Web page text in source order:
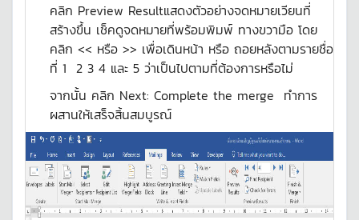
คลิก Preview Resultแสดงตัวอย่างจดหมายเวียนที่
สร้างขึ้น เช็คดูจดหมายที่พร้อมพิมพ์ ทางขวามือ โดย
คลิก << หรือ >> เพื่อเดินหน้า หรือ ถอยหลังตามรายชื่อ
ที่ 1 2 3 4 และ 5 ว่าเป็นไปตามที่ต้องการหรือไม่
จากนั้น คลิก Next: Complete the merge ทำการ
ผสานให้เสร็จสิ้นสมบูรณ์